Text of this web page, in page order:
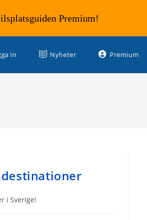
in Nyheter Premium
i Sverige!
Premium!